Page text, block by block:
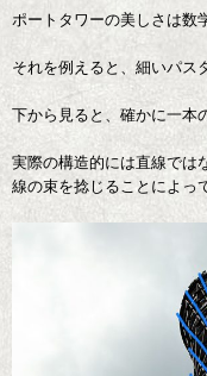
ポートタワーの美しさは数
それを例えると、細いパス
下から見ると、確かに一本
実際の構造的には直線では
線の束を捻じることによっ